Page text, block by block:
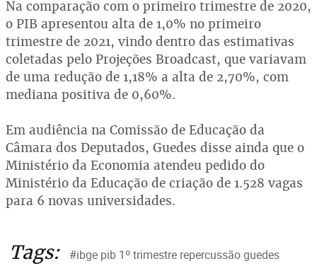
Na comparação com o primeiro trimestre de 2020,
o PIB apresentou alta de 1,0% no primeiro
trimestre de 2021, vindo dentro das estimativas
coletadas pelo Projeções Broadcast, que variavam
de uma redução de 1,18% a alta de 2,70%, com
mediana positiva de 0,60%.
Em audiência na Comissão de Educação da
Câmara dos Deputados, Guedes disse ainda que o
Ministério da Economia atendeu pedido do
Ministério da Educação de criação de 1.528 vagas
para 6 novas universidades.
Tags: #ibge pib 1º trimestre repercussão guedes